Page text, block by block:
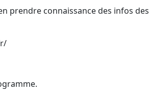
prendre connaissance des infos des